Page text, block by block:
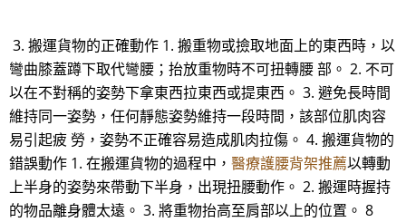
3. 搬運貨物的正確動作 1. 搬重物或撿取地面上的東西時，以
彎曲膝蓋蹲下取代彎腰；抬放重物時不可扭轉腰 部。 2. 不可
以在不對稱的姿勢下拿東西拉東西或提東西。 3. 避免長時間
維持同一姿勢，任何靜態姿勢維持一段時間，該部位肌肉容
易引起疲 勞，姿勢不正確容易造成肌肉拉傷。 4. 搬運貨物的
錯誤動作 1. 在搬運貨物的過程中， 醫療護腰背架推薦以轉動
上半身的姿勢來帶動下半身，出現扭腰動作。 2. 搬運時握持
的物品離身體太遠。 3. 將重物抬高至肩部以上的位置。 8